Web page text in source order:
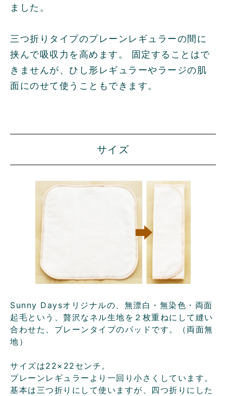
ました。
三つ折りタイプのプレーンレギュラーの間に
挟んで吸収力を高めます。 固定することはで
きませんが、ひし形レギュラーやラージの肌
面にのせて使うこともできます。
サイズ
Sunny Daysオリジナルの、無漂白・無染色・両面
起毛という、贅沢なネル生地を２枚重ねにして縫い
合わせた、プレーンタイプのパッドです。（両面無
地）
サイズは22×22センチ。
プレーンレギュラーより一回り小さくしています。
基本は三つ折りにして使いますが、四つ折りにした